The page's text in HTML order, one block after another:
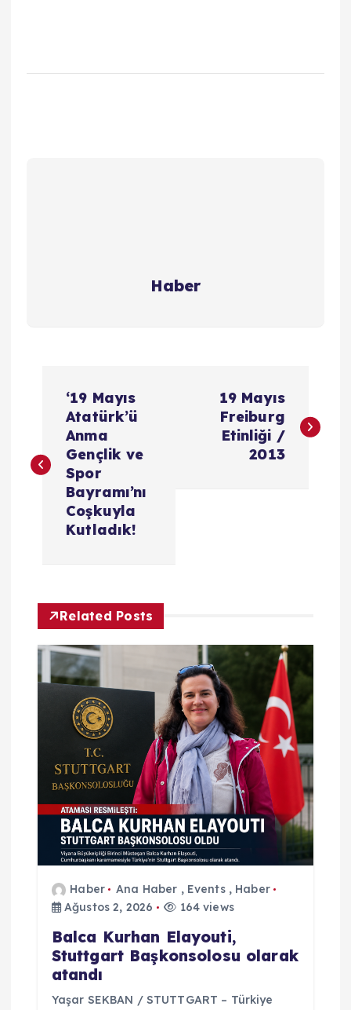
Haber
z
z
n
s
‘19 Mayıs
Atatürk’ü
Anma
Gençlik ve
Spor
Bayramı’nı
Coşkuyla
Kutladık!
19 Mayıs
Freiburg
Etinliği /
2013
Related Posts
Haber Ana Haber , Events, Haber
Ağustos 2, 2026
164 views
Balca Kurhan Elayouti,
Stuttgart Başkonsolosu olarak
atandı
Yaşar SEKBAN / STUTTGART – Türkiye